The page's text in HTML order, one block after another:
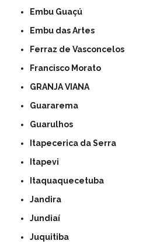
Embu Guaçú
Embu das Artes
Ferraz de Vasconcelos
Francisco Morato
GRANJA VIANA
Guararema
Guarulhos
Itapecerica da Serra
Itapevi
Itaquaquecetuba
Jandira
Jundiaí
Juquitiba